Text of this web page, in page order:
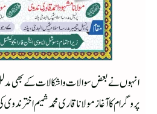
انہوں نے بعض سوالات واشکالات کے بھی
پروگرام کا آغاز مولانا قاری محمد شمیم اختر